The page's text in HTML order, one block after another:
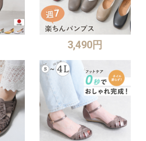
3,490円